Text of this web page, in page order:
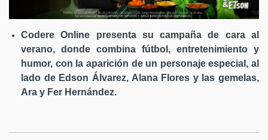
Codere Online presenta su campaña de cara al
verano, donde combina fútbol, entretenimiento y
humor, con la aparición de un personaje especial, al
lado de Edson Álvarez, Alana Flores y las gemelas,
Ara y Fer Hernández.